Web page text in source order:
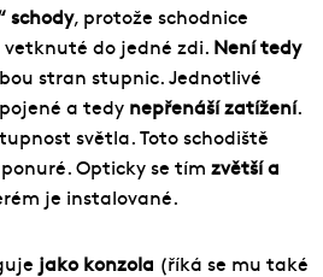
schody, protože schodnice
vetknuté do jedné zdi. Není tedy
stran stupnic. Jednotlivé
a tedy nepřenáší zatížení.
světla. Toto schodiště
Opticky se tím zvětší a
je instalované.
jako konzola (říká se mu také